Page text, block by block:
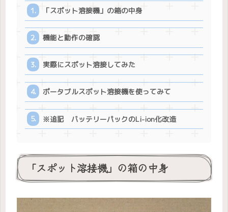
「スポット溶接機」の箱の中身
機能と動作の確認
実際にスポット溶接してみた
ポータブルスポット溶接機を使ってみて
※追記 バッテリーパックのLi-ion化改造
「スポット溶接機」の箱の中身